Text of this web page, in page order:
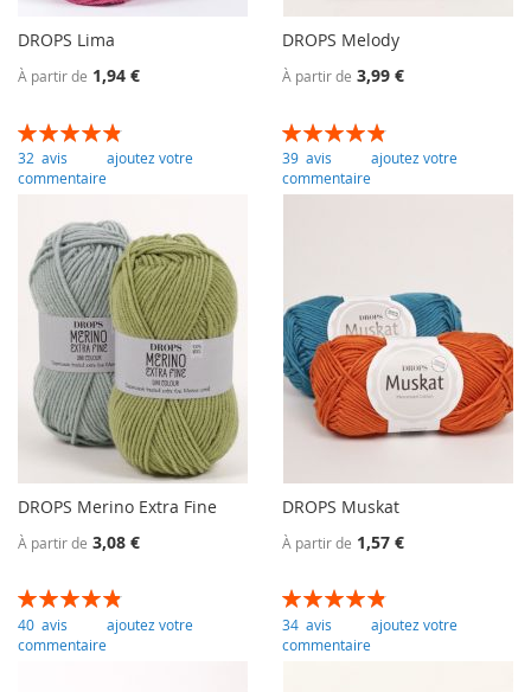
DROPS Lima
À partir de 1,94 €
Évaluation:
98
% of100
32 avis
ajoutez votre
commentaire
DROPS Melody
À partir de 3,99 €
Évaluation:
97
% of100
39 avis
ajoutez votre
commentaire
DROPS Merino Extra Fine
À partir de 3,08 €
Évaluation:
98
% of100
40 avis
ajoutez votre
commentaire
DROPS Muskat
À partir de 1,57 €
Évaluation:
97
% of100
34 avis
ajoutez votre
commentaire